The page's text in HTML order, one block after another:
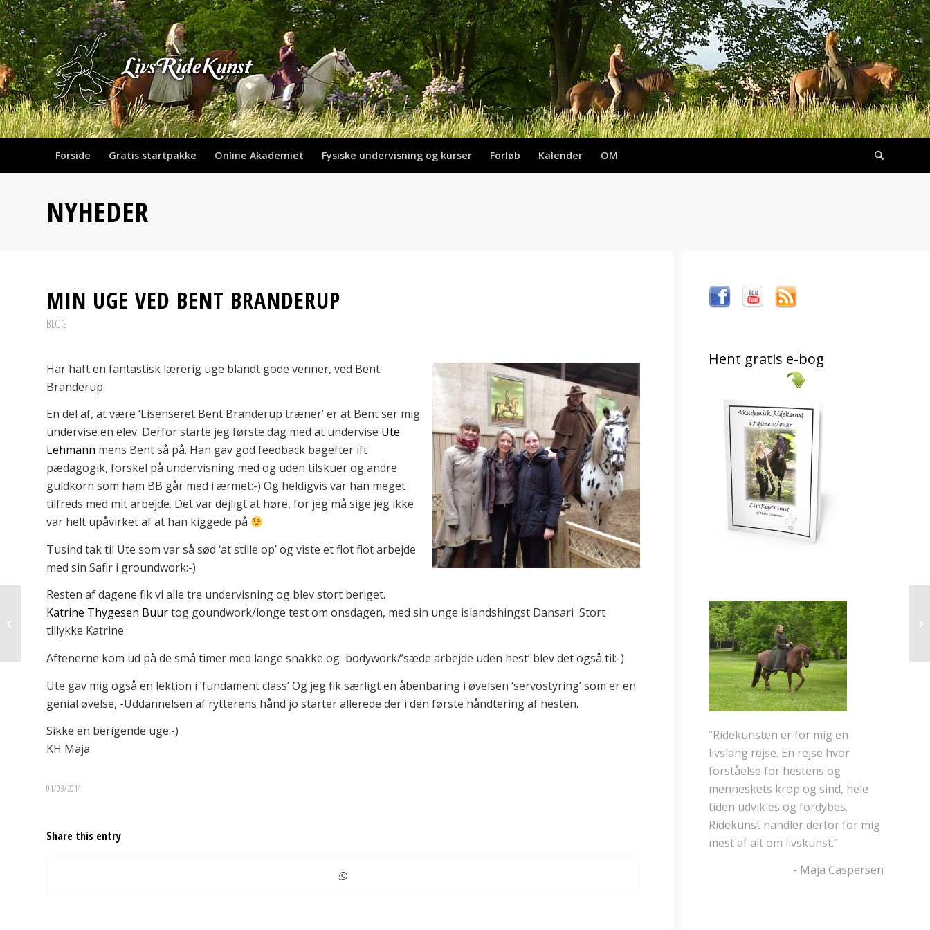
Forside Gratis startpakke Online Akademiet Fysiske undervisning og kurser Forløb Kalender OM
NYHEDER
MIN UGE VED BENT BRANDERUP
BLOG
Har haft en fantastisk lærerig uge blandt gode venner, ved Bent
Branderup.
En del af, at være ‘Lisenseret Bent Branderup træner’ er at Bent ser mig
undervise en elev. Derfor starte jeg første dag med at undervise Ute
Lehmann mens Bent så på. Han gav god feedback bagefter ift
pædagogik, forskel på undervisning med og uden tilskuer og andre
guldkorn som ham BB går med i ærmet:-) Og heldigvis var han meget
tilfreds med mit arbejde. Det var dejligt at høre, for jeg må sige jeg ikke
var helt upåvirket af at han kiggede på
Tusind tak til Ute som var så sød ‘at stille op’ og viste et flot flot arbejde
med sin Safir i groundwork:-)
Resten af dagene fik vi alle tre undervisning og blev stort beriget.
Katrine Thygesen Buurtog goundwork/longe test om onsdagen, med sin unge islandshingst Dansari Stort
tillykke Katrine
Aftenerne kom ud på de små timer med lange snakke og bodywork/’sæde arbejde uden hest’ blev det også til:-)
Ute gav mig også en lektion i ‘fundament class’ Og jeg fik særligt en åbenbaring i øvelsen ‘servostyring’ som er en
genial øvelse, -Uddannelsen af rytterens hånd jo starter allerede der i den første håndtering af hesten.
Sikke en berigende uge:-)
KH Maja
01/03/2014
Share this entry
Hent gratis e-bog
”Ridekunsten er for mig en
livslang rejse. En rejse hvor
forståelse for hestens og
menneskets krop og sind, hele
tiden udvikles og fordybes.
Ridekunst handler derfor for mig
mest af alt om livskunst.”
- Maja Caspersen
Den halve parade -At ‘åbne to
kroppe og to sind’